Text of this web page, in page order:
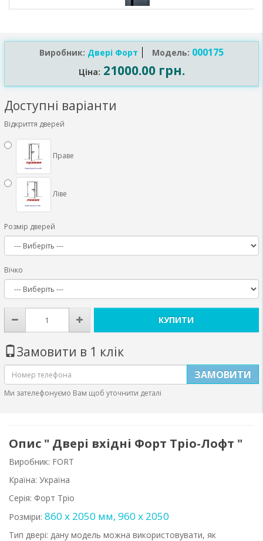
Виробник: Двері Форт Модель: 000175
Ціна: 21000.00 грн.
Доступні варіанти
Відкриття дверей
Праве
Ліве
Розмір дверей
Вічко
КУПИТИ
Замовити в 1 клік
ЗАМОВИТИ
Ми зателефонуємо Вам щоб уточнити деталі
Опис " Двері вхідні Форт Тріо-Лофт "
Виробник: FORT
Країна: Україна
Серія: Форт Тріо
Розміри: 860 х 2050 мм, 960 х 2050
Тип двері: дану модель можна використовувати, як